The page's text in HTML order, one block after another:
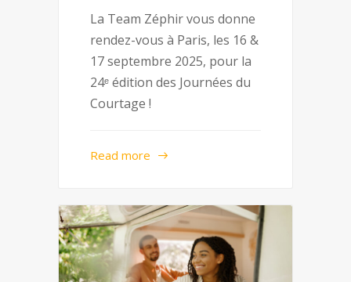
La Team Zéphir vous donne
rendez-vous à Paris, les 16 &
17 septembre 2025, pour la
24ᵉ édition des Journées du
Courtage !
Read more